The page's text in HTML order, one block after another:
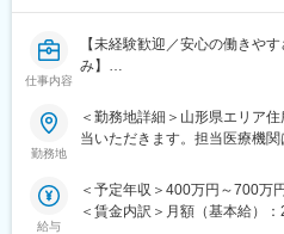
す。医科と薬局に関しては顧
ます。
■教育体制：
はありません。事業所全体で
務を遂行します。入社後は
す。3年間かけて一人前を目指
ポートを受けながら、幅広い
仕事内容
【未経験歓迎／安心の働きや
み】
■業務詳細／治験コーディネ
新しい薬や治療法が安全で効
＜具体的に＞
患者さんが治験に参加する手
勤務地
＜勤務地詳細＞山形県エリア
当いただきます。担当医療機
給与
＜予定年収＞400万円～700万
＜賃金内訳＞月額（基本給）